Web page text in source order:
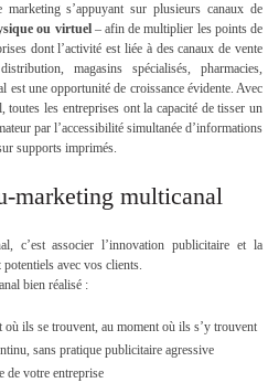
s’appuyant sur plusieurs canaux de
ou virtuel– afin de multiplier les points de
dont l’activité est liée à des canaux de vente
magasins spécialisés, pharmacies,
est une opportunité de croissance évidente. Avec
les entreprises ont la capacité de tisser un
par l’accessibilité simultanée d’informations
supports imprimés.
marketing multicanal
c’est associer l’innovation publicitaire et la
potentiels avec vos clients.
bien réalisé :
ils se trouvent, au moment où ils s’y trouvent
sans pratique publicitaire agressive
de votre entreprise